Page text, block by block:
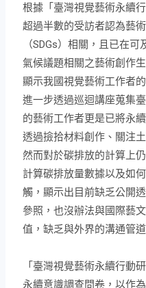
根據「臺灣視覺藝術永續
超過半數的受訪者認為藝
（SDGs）相關，且已在
氣候議題相關之藝術創作
顯示我國視覺藝術工作者
進一步透過巡迴講座蒐集
的藝術工作者更是已將永
透過撿拾材料創作、關注
然而對於碳排放的計算上
計算碳排放量數據以及如
觸，顯示出目前缺乏公開
參照，也沒辦法與國際藝
值，缺乏與外界的溝通管
「臺灣視覺藝術永續行動
永續意識調查問卷，以作